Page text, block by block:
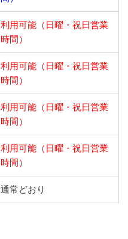
利用可能（日曜・祝日営業
時間）
利用可能（日曜・祝日営業
時間）
利用可能（日曜・祝日営業
時間）
利用可能（日曜・祝日営業
時間）
通常どおり